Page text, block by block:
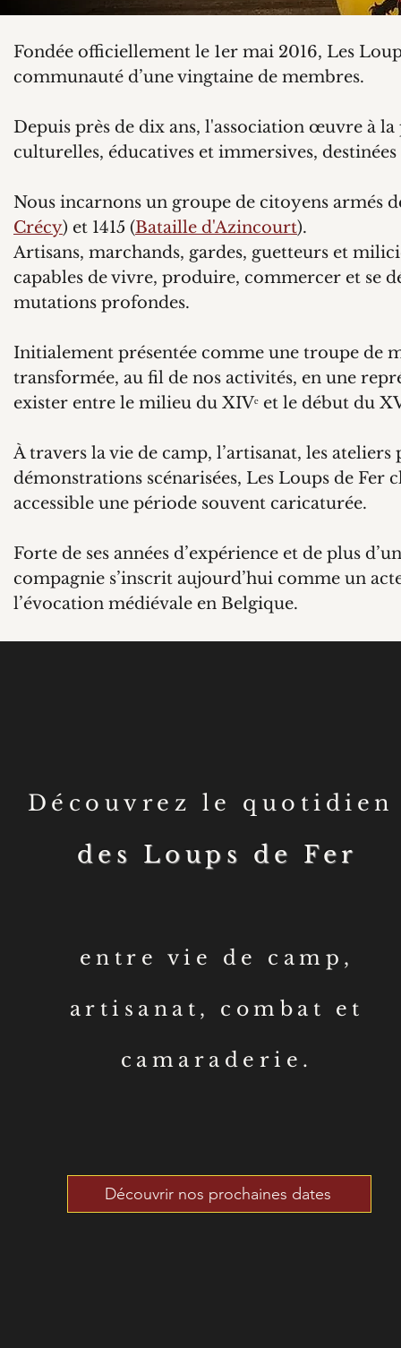
Fondée officiellement le 1er mai 2016, Les
communauté d’une vingtaine de membres.
Depuis près de dix ans, l'association œuvre à
culturelles, éducatives et immersives,
Nous incarnons un groupe de citoyens armés
Crécy) et 1415 (Bataille d'Azincourt).
Artisans, marchands, gardes, guetteurs et
capables de vivre, produire, commercer et se
mutations profondes.​
Initialement présentée comme une troupe de
transformée, au fil de nos activités, en une
exister entre le milieu du XIVᵉ et le début du
À travers la vie de camp, l’artisanat, les
démonstrations scénarisées, Les Loups de
accessible une période souvent caricaturée.
Forte de ses années d’expérience et de plus
compagnie s’inscrit aujourd’hui comme un
l’évocation médiévale en Belgique.
Découvrez le
des Loups de Fer
entre vie de camp,
artisanat, combat et
camaraderie.
Découvrir nos prochaines dates